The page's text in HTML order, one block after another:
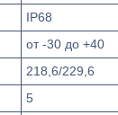
IP68
от -30 до +40
218,6/229,6
5